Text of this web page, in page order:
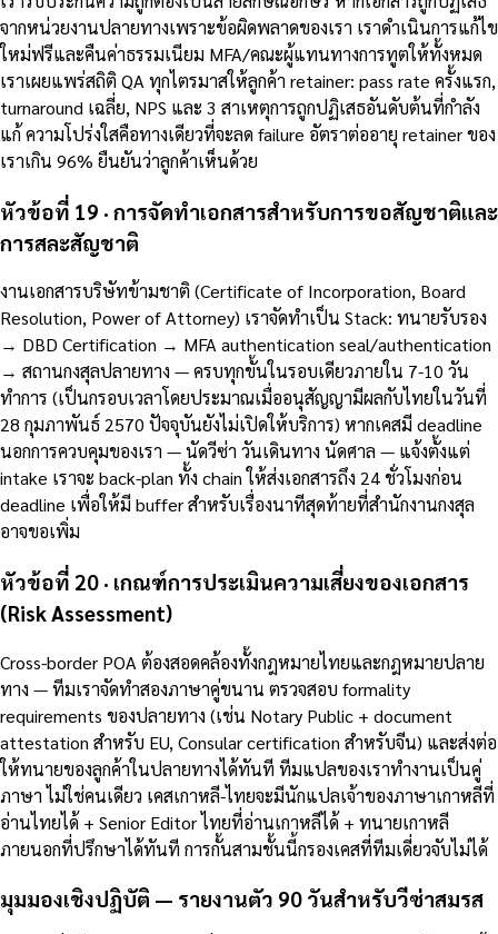
จากหน่วยงานปลายทางเพราะข้อผิดพลาดของเรา เราดำเนินการแก้ไข
ใหม่ฟรีและคืนค่าธรรมเนียม MFA/คณะผู้แทนทางการทูตให้ทั้งหมด
เราเผยแพร่สถิติ QA ทุกไตรมาสให้ลูกค้า retainer: pass rate ครั้งแรก,
turnaround เฉลี่ย, NPS และ 3 สาเหตุการถูกปฏิเสธอันดับต้นที่กำลัง
แก้ ความโปร่งใสคือทางเดียวที่จะลด failure อัตราต่ออายุ retainer ของ
เราเกิน 96% ยืนยันว่าลูกค้าเห็นด้วย
หัวข้อที่ 19 · การจัดทำเอกสารสำหรับการขอสัญชาติและ
การสละสัญชาติ
งานเอกสารบริษัทข้ามชาติ (Certificate of Incorporation, Board
Resolution, Power of Attorney) เราจัดทำเป็น Stack: ทนายรับรอง
→ DBD Certification → MFA authentication seal/authentication
→ สถานกงสุลปลายทาง — ครบทุกขั้นในรอบเดียวภายใน 7-10 วัน
ทำการ (เป็นกรอบเวลาโดยประมาณเมื่ออนุสัญญามีผลกับไทยในวันที่
28 กุมภาพันธ์ 2570 ปัจจุบันยังไม่เปิดให้บริการ) หากเคสมี deadline
นอกการควบคุมของเรา — นัดวีซ่า วันเดินทาง นัดศาล — แจ้งตั้งแต่
intake เราจะ back-plan ทั้ง chain ให้ส่งเอกสารถึง 24 ชั่วโมงก่อน
deadline เพื่อให้มี buffer สำหรับเรื่องนาทีสุดท้ายที่สำนักงานกงสุล
อาจขอเพิ่ม
หัวข้อที่ 20 · เกณฑ์การประเมินความเสี่ยงของเอกสาร
(Risk Assessment)
Cross-border POA ต้องสอดคล้องทั้งกฎหมายไทยและกฎหมายปลาย
ทาง — ทีมเราจัดทำสองภาษาคู่ขนาน ตรวจสอบ formality
requirements ของปลายทาง (เช่น Notary Public + document
attestation สำหรับ EU, Consular certification สำหรับจีน) และส่งต่อ
ให้ทนายของลูกค้าในปลายทางได้ทันที ทีมแปลของเราทำงานเป็นคู่
ภาษา ไม่ใช่คนเดียว เคสเกาหลี-ไทยจะมีนักแปลเจ้าของภาษาเกาหลีที่
อ่านไทยได้ + Senior Editor ไทยที่อ่านเกาหลีได้ + ทนายเกาหลี
ภายนอกที่ปรึกษาได้ทันที การกั้นสามชั้นนี้กรองเคสที่ทีมเดี่ยวจับไม่ได้
มุมมองเชิงปฏิบัติ — รายงานตัว 90 วันสำหรับวีซ่าสมรส